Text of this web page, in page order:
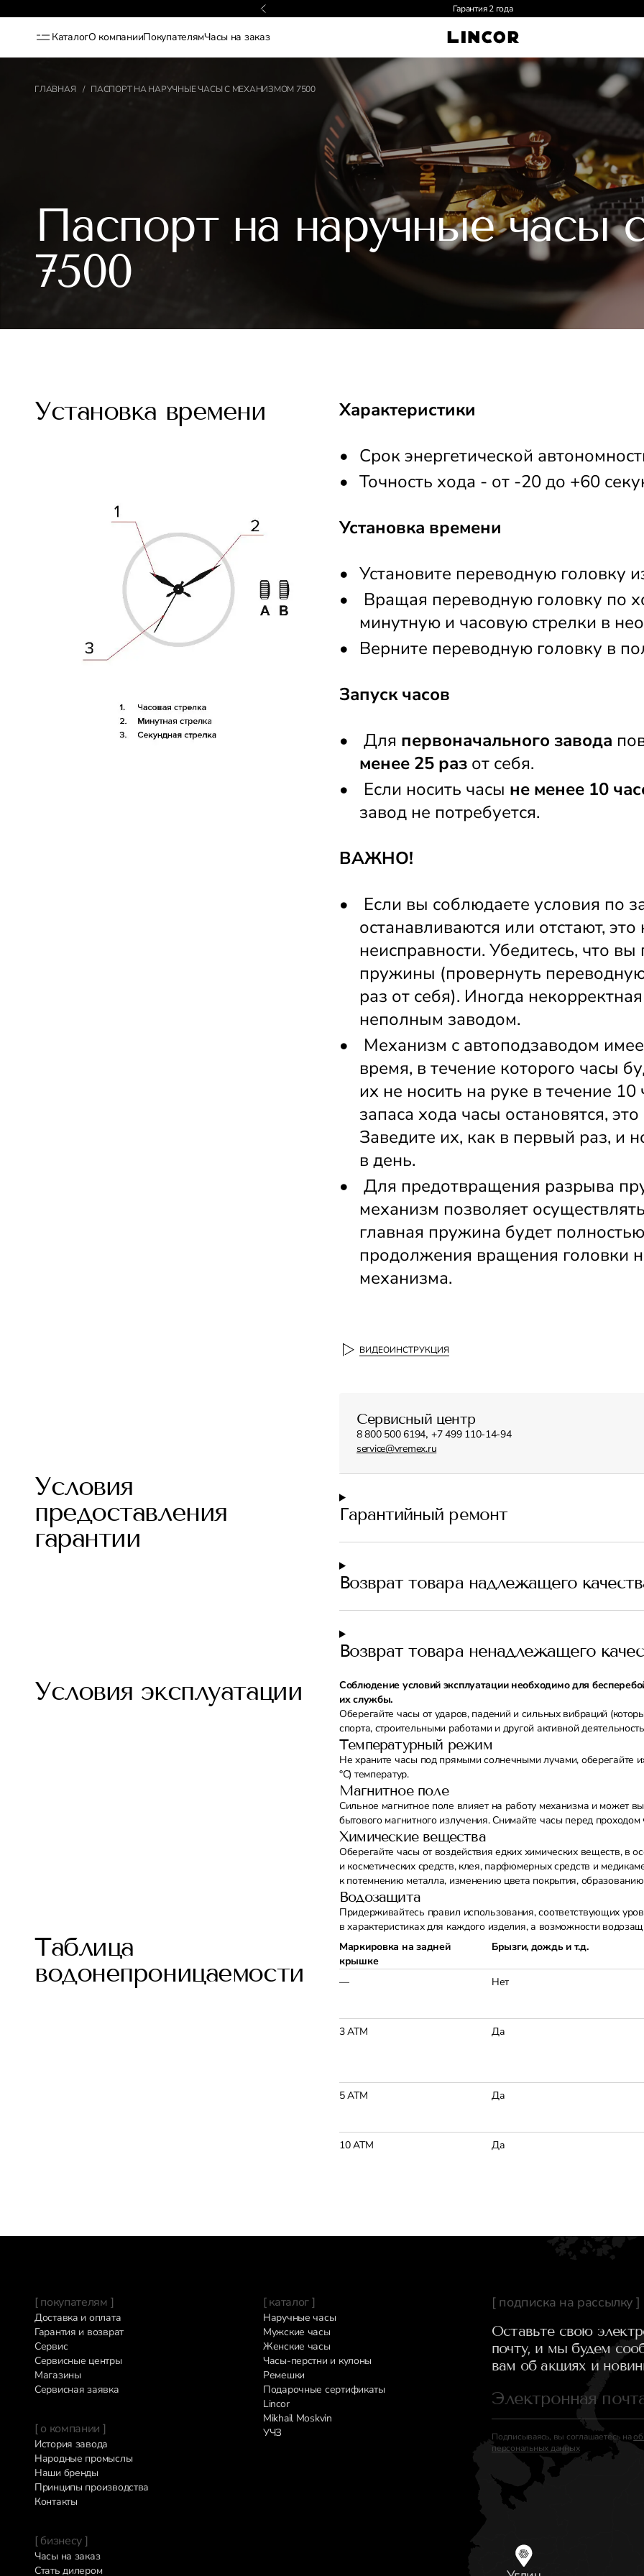
Гарантия 2 года
КаталогО компанииПокупателямЧасы на заказ
ГЛАВНАЯ / ПАСПОРТ НА НАРУЧНЫЕ ЧАСЫ С МЕХАНИЗМОМ 7500
Паспорт на наручные часы
7500
Установка времени
Характеристики
Срок энергетической
Точность хода - от -20 до +60
Установка времени
Установите переводную головку
Вращая переводную головку по
минутную и часовую стрелки в
Верните переводную головку в
Запуск часов
Для первоначального завода
менее 25 раз от себя.
Если носить часы не менее 10
завод не потребуется.
ВАЖНО!
Если вы соблюдаете условия по
останавливаются или отстают,
неисправности. Убедитесь, что
пружины (провернуть
раз от себя). Иногда
неполным заводом.
Механизм с автоподзаводом
время, в течение которого часы
их не носить на руке в течение
запаса хода часы остановятся,
Заведите их, как в первый раз, и
в день.
Для предотвращения разрыва
механизм позволяет
главная пружина будет
продолжения вращения головки
механизма.
ВИДЕОИНСТРУКЦИЯ
Сервисный центр
8 800 500 6194,+7 499 110-14-94
service@vremex.ru
Условия
предоставления
гарантии
Гарантийный ремонт
Возврат товара надлежащего
Возврат товара ненадлежащего
Условия эксплуатации
Соблюдение условий эксплуатации необходимо для
их службы.
Оберегайте часы от ударов, падений и сильных вибраций
спорта, строительными работами и другой активной
Температурный режим
Не храните часы под прямыми солнечными лучами, оберегайте
°С) температур.
Магнитное поле
Сильное магнитное поле влияет на работу механизма и может
бытового магнитного излучения. Снимайте часы перед проходом
Химические вещества
Оберегайте часы от воздействия едких химических веществ, в
и косметических средств, клея, парфюмерных средств и
к потемнению металла, изменению цвета покрытия,
Водозащита
Придерживайтесь правил использования, соответствующих
в характеристиках для каждого изделия, а возможности
Таблица
водонепроницаемости
Маркировка на задней
крышке
Брызги, дождь и т.д.
— Нет
3 АТМ Да
5 АТМ Да
10 АТМ Да
[ покупателям ]
Доставка и оплата
Гарантия и возврат
Сервис
Сервисные центры
Магазины
Сервисная заявка
[ о компании ]
История завода
Народные промыслы
Наши бренды
Принципы производства
Контакты
[ бизнесу ]
Часы на заказ
Стать дилером
[ каталог ]
Наручные часы
Мужские часы
Женские часы
Часы-перстни и кулоны
Ремешки
Подарочные сертификаты
Lincor
Mikhail Moskvin
УЧЗ
[ подписка на рассылку ]
Оставьте свою
почту, и мы будем
вам об акциях и
Подписываясь, вы соглашаетесь на
персональных данных